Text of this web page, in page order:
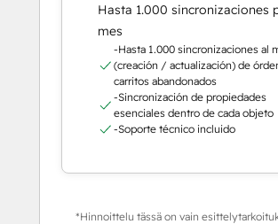
Hasta 1.000 sincronizaciones
mes
-Hasta 1.000 sincronizaciones al
(creación / actualización) de
carritos abandonados
-Sincronización de propiedades
esenciales dentro de cada objeto
-Soporte técnico incluido
*Hinnoittelu tässä on vain